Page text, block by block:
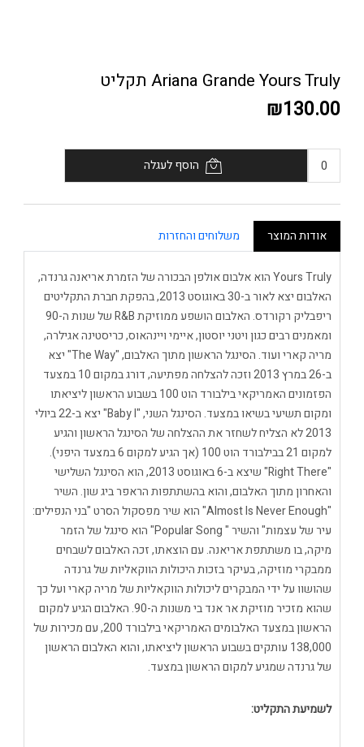
Ariana Grande Yours Truly תקליט
₪130.00
הוסף לעגלה
אודות המוצר משלוחים והחזרות
Yours Truly הוא אלבום אולפן הבכורה של הזמרת אריאנה גרנדה,
האלבום יצא לאור ב-30 באוגוסט 2013, בהפקת חברת התקליטים
ריפבליק רקורדס. האלבום הושפע ממוזיקת R&B של שנות ה-90
ומאמנים רבים כגון ויטני יוסטון, איימי ויינהאוס, כריסטינה אגילרה,
מריה קארי ועוד. הסינגל הראשון מתוך האלבום, "The Way" יצא
ב-26 במרץ 2013 וזכה להצלחה מפתיעה, דורג במקום 10 במצעד
הפזמונים האמריקאי בילבורד הוט 100 בשבוע הראשון ליציאתו
ומקום תשיעי בשיאו במצעד. הסינגל השני, "Baby I" יצא ב-22 ביולי
2013 לא הצליח לשחזר את ההצלחה של הסינגל הראשון והגיע
למקום 21 בבילבורד הוט 100 (אך הגיע למקום 6 במצעד היפני).
"Right There" שיצא ב-6 באוגוסט 2013, הוא הסינגל השלישי
והאחרון מתוך האלבום, והוא בהשתתפות הראפר ביג שון. השיר
"Almost Is Never Enough" הוא שיר מפסקול הסרט "בני הנפילים:
עיר של עצמות" והשיר " Popular Song" הוא סינגל של הזמר
מיקה, בו משתתפת אריאנה. עם הוצאתו, זכה האלבום לשבחים
ממבקרי מוזיקה, בעיקר בזכות היכולות הווקאליות של גרנדה
שהושוו על ידי המבקרים ליכולות הווקאליות של מריה קארי ועל כך
שהוא מזכיר מוזיקת אר אנד בי משנות ה-90. האלבום הגיע למקום
הראשון במצעד האלבומים האמריקאי בילבורד 200, עם מכירות של
138,000 עותקים בשבוע הראשון ליציאתו, והוא האלבום הראשון
של גרנדה שמגיע למקום הראשון במצעד.
לשמיעת התקליט: